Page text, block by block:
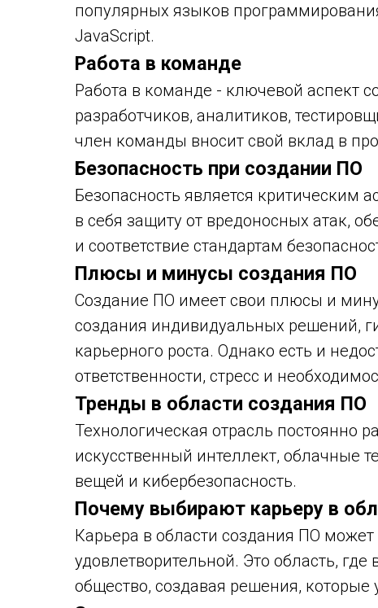
популярных языков
JavaScript.
Работа в команде
Работа в команде - ключевой аспект
разработчиков, аналитиков,
член команды вносит свой вклад в
Безопасность при создании ПО
Безопасность является критическим
в себя защиту от вредоносных атак,
и соответствие стандартам
Плюсы и минусы создания ПО
Создание ПО имеет свои плюсы и
создания индивидуальных решений,
карьерного роста. Однако есть и
ответственности, стресс и
Тренды в области создания ПО
Технологическая отрасль постоянно
искусственный интеллект, облачные
вещей и кибербезопасность.
Почему выбирают карьеру в
Карьера в области создания ПО
удовлетворительной. Это область,
общество, создавая решения,